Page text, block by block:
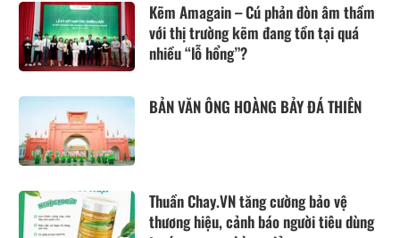
Kẽm Amagain – Cú phản đòn âm thầm
với thị trường kẽm đang tồn tại quá
nhiều “lỗ hổng”?
BẢN VĂN ÔNG HOÀNG BẢY ĐÁ THIÊN
Thuần Chay.VN tăng cường bảo vệ
thương hiệu, cảnh báo người tiêu dùng